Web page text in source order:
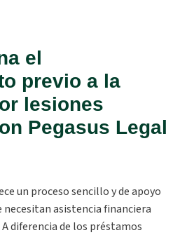
el
previo a la
lesiones
Pegasus Legal
un proceso sencillo y de apoyo
necesitan asistencia financiera
diferencia de los préstamos